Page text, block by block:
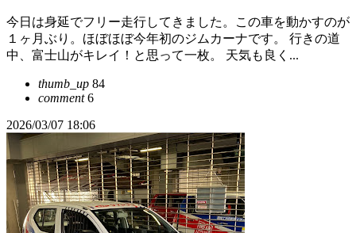
今日は身延でフリー走行してきました。この車を動かすのが
１ヶ月ぶり。ほぼほぼ今年初のジムカーナです。 行きの道
中、富士山がキレイ！と思って一枚。 天気も良く...
thumb_up 84
comment6
2026/03/07 18:06